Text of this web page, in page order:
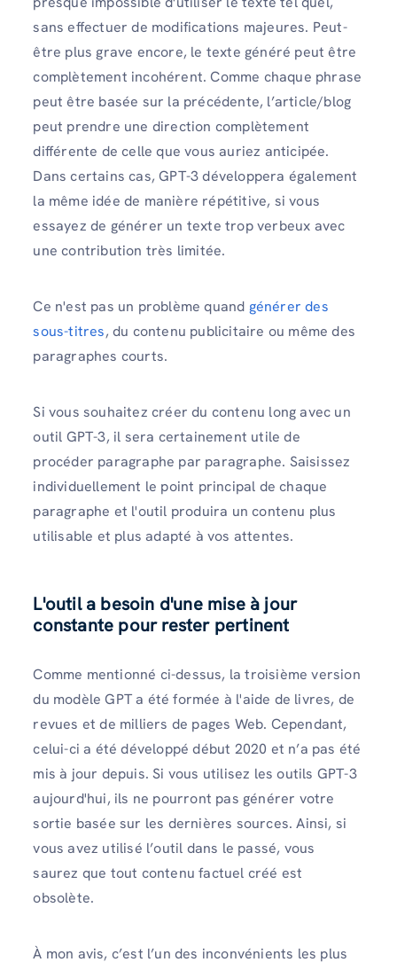
sans effectuer de modifications majeures. Peut-
être plus grave encore, le texte généré peut être
complètement incohérent. Comme chaque phrase
peut être basée sur la précédente, l’article/blog
peut prendre une direction complètement
différente de celle que vous auriez anticipée.
Dans certains cas, GPT-3 développera également
la même idée de manière répétitive, si vous
essayez de générer un texte trop verbeux avec
une contribution très limitée.
Ce n'est pas un problème quand générer des
sous-titres, du contenu publicitaire ou même des
paragraphes courts.
Si vous souhaitez créer du contenu long avec un
outil GPT-3, il sera certainement utile de
procéder paragraphe par paragraphe. Saisissez
individuellement le point principal de chaque
paragraphe et l'outil produira un contenu plus
utilisable et plus adapté à vos attentes.
L'outil a besoin d'une mise à jour
constante pour rester pertinent
Comme mentionné ci-dessus, la troisième version
du modèle GPT a été formée à l'aide de livres, de
revues et de milliers de pages Web. Cependant,
celui-ci a été développé début 2020 et n’a pas été
mis à jour depuis. Si vous utilisez les outils GPT-3
aujourd'hui, ils ne pourront pas générer votre
sortie basée sur les dernières sources. Ainsi, si
vous avez utilisé l’outil dans le passé, vous
saurez que tout contenu factuel créé est
obsolète.
À mon avis, c’est l’un des inconvénients les plus